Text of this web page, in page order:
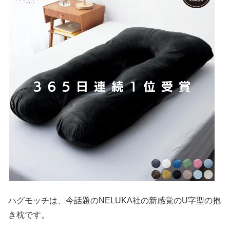
ハグモッチは、今話題のNELUKA社の新感覚のU字型の抱
き枕です。